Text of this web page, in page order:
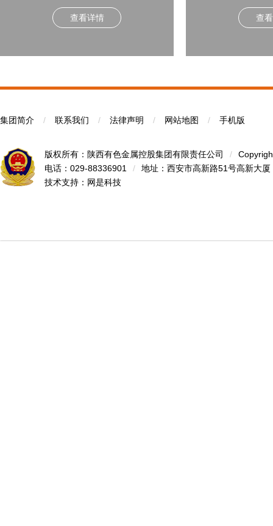
查看详情 查
集团简介 / 联系我们 / 法律声明 / 网站地图 / 手机版
版权所有：陕西有色金属控股集团有限责任公司 /
电话：029-88336901
/
地址：西安市高新路51号高新大厦
技术支持： 网是科技